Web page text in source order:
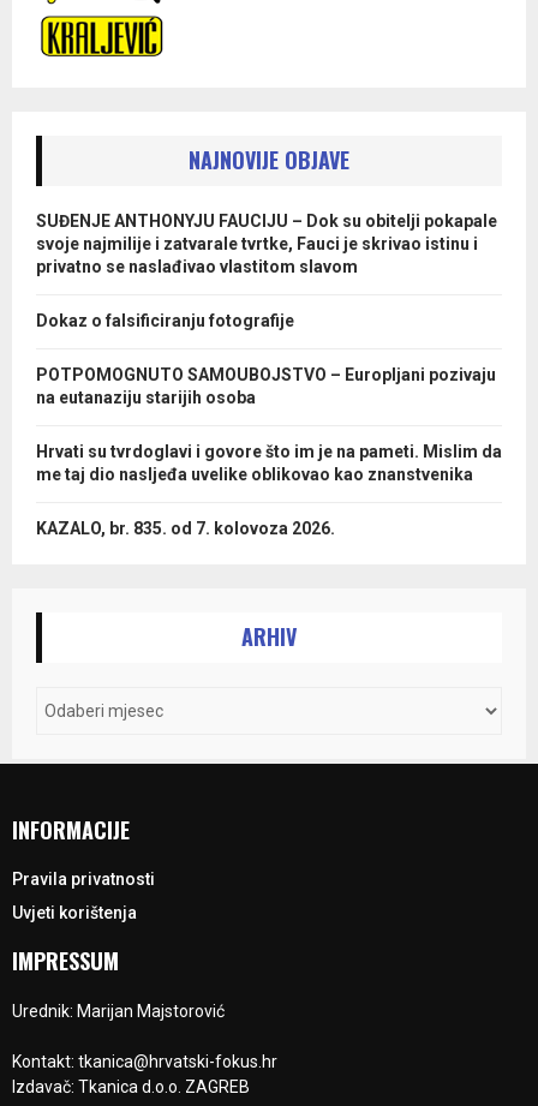
NAJNOVIJE OBJAVE
SUĐENJE ANTHONYJU FAUCIJU – Dok su obitelji pokapale
svoje najmilije i zatvarale tvrtke, Fauci je skrivao istinu i
privatno se naslađivao vlastitom slavom
Dokaz o falsificiranju fotografije
POTPOMOGNUTO SAMOUBOJSTVO – Europljani pozivaju
na eutanaziju starijih osoba
Hrvati su tvrdoglavi i govore što im je na pameti. Mislim da
me taj dio nasljeđa uvelike oblikovao kao znanstvenika
KAZALO, br. 835. od 7. kolovoza 2026.
ARHIV
INFORMACIJE
Pravila privatnosti
Uvjeti korištenja
IMPRESSUM
Urednik: Marijan Majstorović
Kontakt: tkanica@hrvatski-fokus.hr
Izdavač: Tkanica d.o.o. ZAGREB